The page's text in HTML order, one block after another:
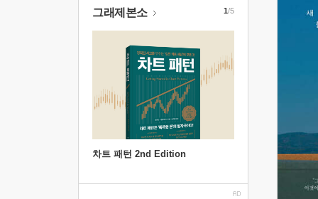
그래제본소
차트 패턴 2nd Edition
1/5